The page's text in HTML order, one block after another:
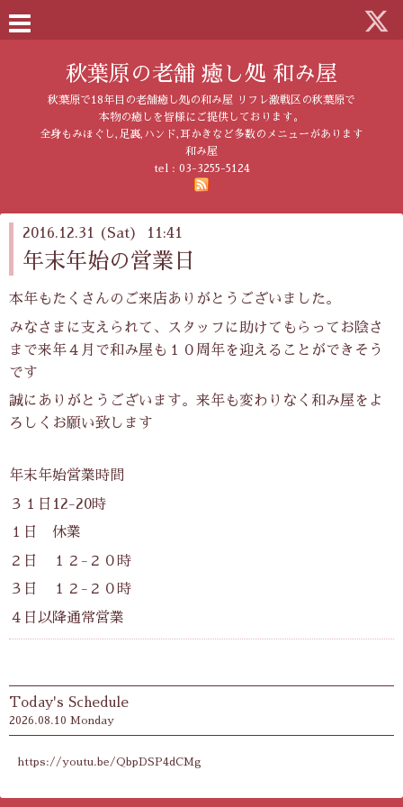
秋葉原の老舗 癒し処 和み屋
秋葉原で18年目の老舗癒し処の和み屋 リフレ激戦区の秋葉原で
本物の癒しを皆様にご提供しております。
全身もみほぐし,足裏,ハンド,耳かきなど多数のメニューがあります
和み屋
tel : 03-3255-5124
2016.12.31 (Sat) 11:41
年末年始の営業日
本年もたくさんのご来店ありがとうございました。
みなさまに支えられて、スタッフに助けてもらってお陰さ
まで来年４月で和み屋も１０周年を迎えることができそう
です
誠にありがとうございます。来年も変わりなく和み屋をよ
ろしくお願い致します
年末年始営業時間
３１日12-20時
１日 休業
２日 １２-２０時
３日 １２-２０時
４日以降通常営業
Today's Schedule
2026.08.10 Monday
https://youtu.be/QbpDSP4dCMg